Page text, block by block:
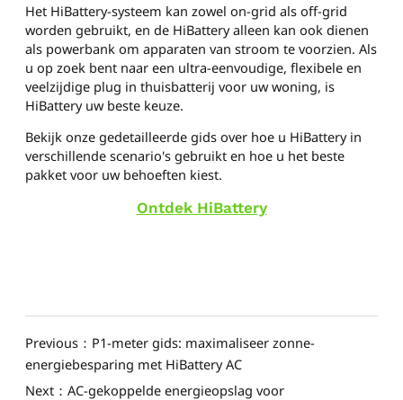
Het HiBattery-systeem kan zowel on-grid als off-grid
worden gebruikt, en de HiBattery alleen kan ook dienen
als powerbank om apparaten van stroom te voorzien. Als
u op zoek bent naar een ultra-eenvoudige, flexibele en
veelzijdige plug in thuisbatterij voor uw woning, is
HiBattery uw beste keuze.
Bekijk onze gedetailleerde gids over hoe u HiBattery in
verschillende scenario's gebruikt en hoe u het beste
pakket voor uw behoeften kiest.
Ontdek HiBattery
Previous：P1-meter gids: maximaliseer zonne-
energiebesparing met HiBattery AC
Next：AC-gekoppelde energieopslag voor